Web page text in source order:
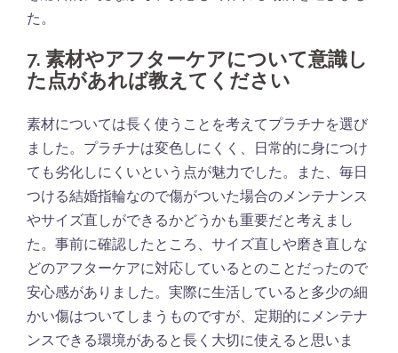
た。
7. 素材やアフターケアについて意識し
た点があれば教えてください
素材については長く使うことを考えてプラチナを選び
ました。プラチナは変色しにくく、日常的に身につけ
ても劣化しにくいという点が魅力でした。また、毎日
つける結婚指輪なので傷がついた場合のメンテナンス
やサイズ直しができるかどうかも重要だと考えまし
た。事前に確認したところ、サイズ直しや磨き直しな
どのアフターケアに対応しているとのことだったので
安心感がありました。実際に生活していると多少の細
かい傷はついてしまうものですが、定期的にメンテナ
ンスできる環境があると長く大切に使えると思いま